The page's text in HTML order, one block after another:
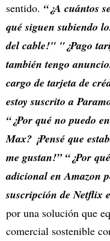
sentido. “¿A cuántos
qué siguen subiendo
del cable!" "¿Pago
también tengo
cargo de tarjeta de
estoy suscrito a
“¿Por qué no puedo
Max? ¡Pensé que
me gustan!” “¿Por
adicional en Amazon
suscripción de Netflix
por una solución que
comercial sostenible